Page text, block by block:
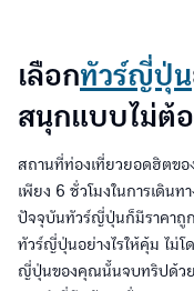
เลือกทัวร์ญี่ปุ่น
สนุกแบบไม่ต้อ
สถานที่ท่องเที่ยวยอดฮิตข
เพียง 6 ชั่วโมงในการเดินท
ปัจจุบันทัวร์ญี่ปุ่นก็มีราคาถูก
ทัวร์ญี่ปุ่นอย่างไรให้คุ้ม ไม่โ
ญี่ปุ่นของคุณนั้นจบทริปด้วย